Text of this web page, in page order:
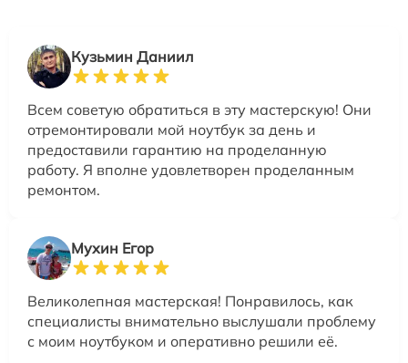
Кузьмин Даниил
Всем советую обратиться в эту мастерскую! Они
отремонтировали мой ноутбук за день и
предоставили гарантию на проделанную
работу. Я вполне удовлетворен проделанным
ремонтом.
Мухин Егор
Великолепная мастерская! Понравилось, как
специалисты внимательно выслушали проблему
с моим ноутбуком и оперативно решили её.